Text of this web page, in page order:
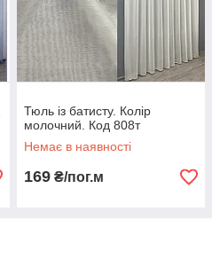
Тюль із батисту. Колір
молочний. Код 808т
Немає в наявності
169 ₴/пог.м